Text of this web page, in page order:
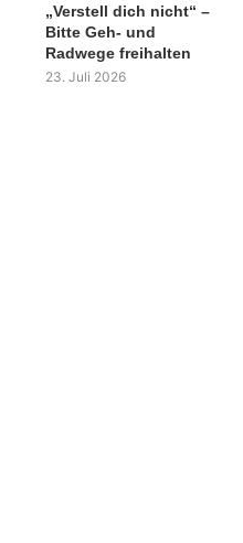
„Verstell dich nicht“ –
Bitte Geh- und
Radwege freihalten
23. Juli 2026